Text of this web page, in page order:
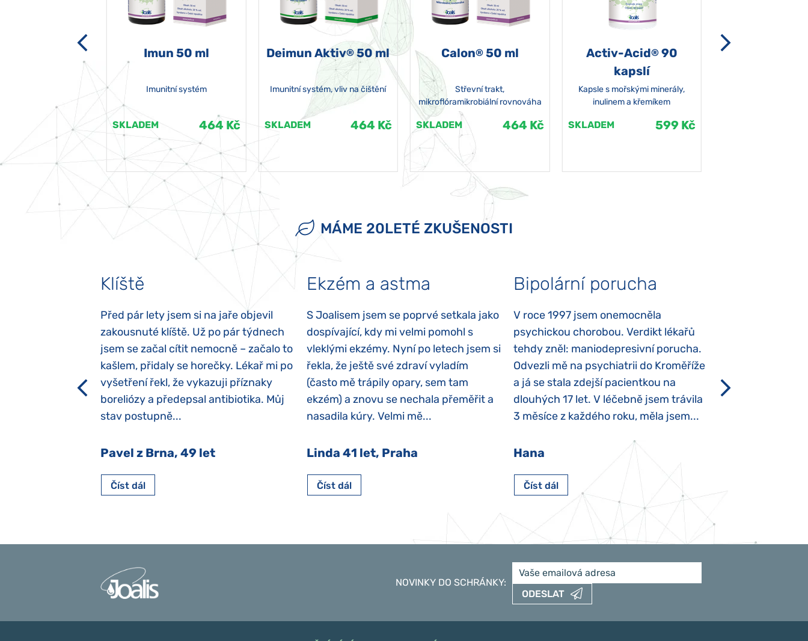
Imun 50 ml
Imunitní systém
SKLADEM 464 Kč
Deimun Aktiv® 50 ml
Imunitní systém, vliv na čištění
SKLADEM 464 Kč
Calon®50 ml
Střevní trakt,
mikroflóramikrobiální rovnováha
SKLADEM 464 Kč
Activ-Acid®90
kapslí
Kapsle s mořskými minerály,
inulinem a křemíkem
SKLADEM 599 Kč
MÁME 20LETÉ ZKUŠENOSTI
Klíště
Před pár lety jsem si na jaře objevil
zakousnuté klíště. Už po pár týdnech
jsem se začal cítit nemocně – začalo to
kašlem, přidaly se horečky. Lékař mi po
vyšetření řekl, že vykazuji příznaky
boreliózy a předepsal antibiotika. Můj
stav postupně...
Pavel z Brna, 49 let
Číst dál
Ekzém a astma
S Joalisem jsem se poprvé setkala jako
dospívající, kdy mi velmi pomohl s
vleklými ekzémy. Nyní po letech jsem si
řekla, že ještě své zdraví vyladím
(často mě trápily opary, sem tam
ekzém) a znovu se nechala přeměřit a
nasadila kúry. Velmi mě...
Linda 41 let, Praha
Číst dál
Bipolární porucha
V roce 1997 jsem onemocněla
psychickou chorobou. Verdikt lékařů
tehdy zněl: maniodepresivní porucha.
Odvezli mě na psychiatrii do Kroměříže
a já se stala zdejší pacientkou na
dlouhých 17 let. V léčebně jsem trávila
3 měsíce z každého roku, měla jsem...
Hana
Číst dál
který je u
Po půl roce
NOVINKY DO SCHRÁNKY:
ODESLAT